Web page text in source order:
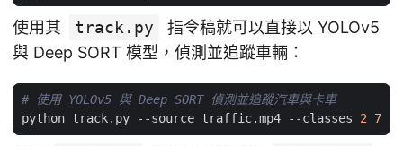
使用其 track.py
指令稿就可以直接以 YOLOv5
與 Deep SORT 模型，偵測並追蹤車輛：
# 使用 YOLOv5 與 Deep SORT 偵測並追蹤汽車與卡車
python track.py --source traffic.mp4 --classes 2 7